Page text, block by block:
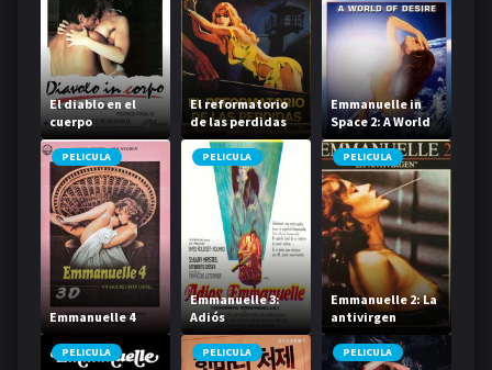
El diablo en el
cuerpo
El reformatorio
de las perdidas
Emmanuelle in
Space 2: A World
of Desire
PELICULA
Emmanuelle 4
PELICULA
Emmanuelle 3:
Adiós
Emmanuelle
PELICULA
Emmanuelle 2: La
antivirgen
PELICULA PELICULA PELICULA